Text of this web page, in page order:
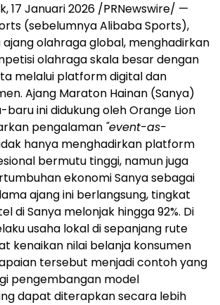
17 Januari 2026 /PRNewswire/ —
(sebelumnya Alibaba Sports),
olahraga global, menghadirkan
olahraga skala besar dengan
melalui platform digital dan
Ajang Maraton Hainan (Sanya)
baru ini didukung oleh Orange Lion
pengalaman "event-as-
hanya menghadirkan platform
bermutu tinggi, namun juga
ekonomi Sanya sebagai
ajang ini berlangsung, tingkat
di Sanya melonjak hingga 92%. Di
usaha lokal di sepanjang rute
kenaikan nilai belanja konsumen
tersebut menjadi contoh yang
pengembangan model
dapat diterapkan secara lebih